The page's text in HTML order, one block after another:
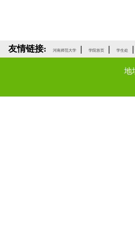
友情链接: 河南师范大学 | 学院首页 | 学生处 |
地